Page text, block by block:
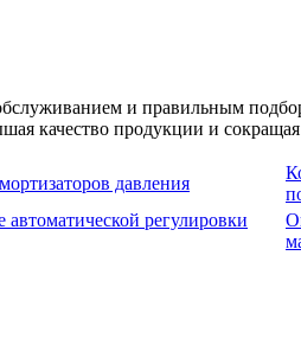
и правильным
качество продукции и
давления
регулировки